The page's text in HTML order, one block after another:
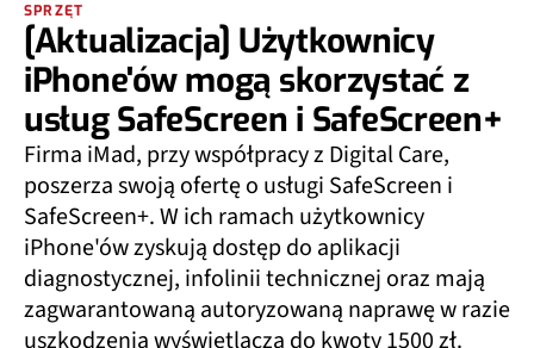
SPRZĘT
[Aktualizacja] Użytkownicy
iPhone'ów mogą skorzystać z
usług SafeScreen i SafeScreen+
Firma iMad, przy współpracy z Digital Care,
poszerza swoją ofertę o usługi SafeScreen i
SafeScreen+. W ich ramach użytkownicy
iPhone'ów zyskują dostęp do aplikacji
diagnostycznej, infolinii technicznej oraz mają
zagwarantowaną autoryzowaną naprawę w razie
uszkodzenia wyświetlacza do kwoty 1500 zł.